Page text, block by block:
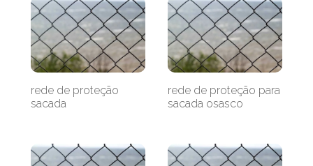
rede de proteção
sacada
rede de proteção para
sacada osasco